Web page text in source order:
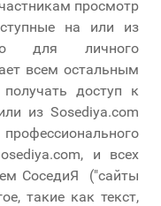
просмотр
на или из
для личного
всем остальным
доступ к
из Sosediya.com
и всех
СоседиЯ ("сайты
такие как текст,